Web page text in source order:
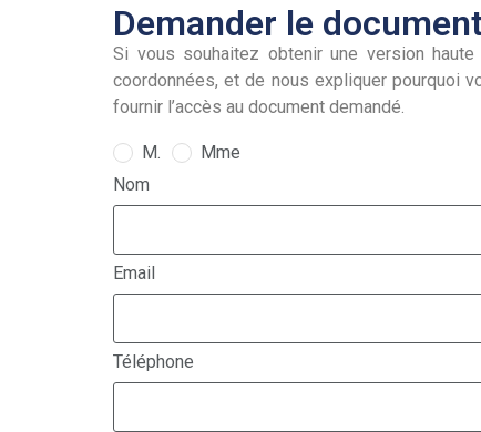
Demander le
Si vous souhaitez obtenir une version
coordonnées, et de nous expliquer pourquoi
fournir l’accès au document demandé.
M.
Mme
Nom
Email
Téléphone